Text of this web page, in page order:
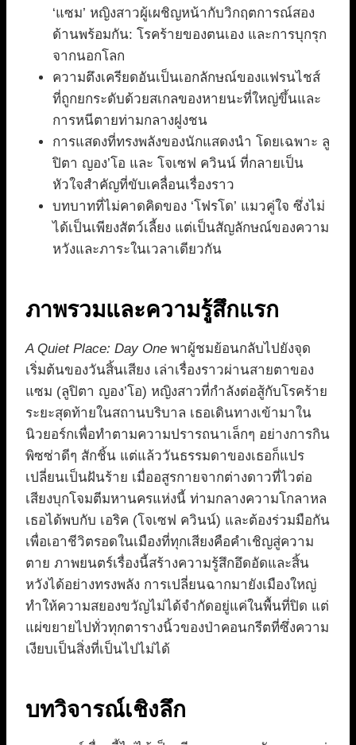
‘แซม’ หญิงสาวผู้เผชิญหน้ากับวิกฤตการณ์สอง
ด้านพร้อมกัน: โรคร้ายของตนเอง และการบุกรุก
จากนอกโลก
ความตึงเครียดอันเป็นเอกลักษณ์ของแฟรนไชส์
ที่ถูกยกระดับด้วยสเกลของหายนะที่ใหญ่ขึ้นและ
การหนีตายท่ามกลางฝูงชน
การแสดงที่ทรงพลังของนักแสดงนำ โดยเฉพาะ ลู
ปิตา ญอง’โอ และ โจเซฟ ควินน์ ที่กลายเป็น
หัวใจสำคัญที่ขับเคลื่อนเรื่องราว
บทบาทที่ไม่คาดคิดของ ‘โฟรโด’ แมวคู่ใจ ซึ่งไม่
ได้เป็นเพียงสัตว์เลี้ยง แต่เป็นสัญลักษณ์ของความ
หวังและภาระในเวลาเดียวกัน
ภาพรวมและความรู้สึกแรก
A Quiet Place: Day One พาผู้ชมย้อนกลับไปยังจุด
เริ่มต้นของวันสิ้นเสียง เล่าเรื่องราวผ่านสายตาของ
แซม (ลูปิตา ญอง’โอ) หญิงสาวที่กำลังต่อสู้กับโรคร้าย
ระยะสุดท้ายในสถานบริบาล เธอเดินทางเข้ามาใน
นิวยอร์กเพื่อทำตามความปรารถนาเล็กๆ อย่างการกิน
พิซซ่าดีๆ สักชิ้น แต่แล้ววันธรรมดาของเธอก็แปร
เปลี่ยนเป็นฝันร้าย เมื่ออสูรกายจากต่างดาวที่ไวต่อ
เสียงบุกโจมตีมหานครแห่งนี้ ท่ามกลางความโกลาหล
เธอได้พบกับ เอริค (โจเซฟ ควินน์) และต้องร่วมมือกัน
เพื่อเอาชีวิตรอดในเมืองที่ทุกเสียงคือคำเชิญสู่ความ
ตาย ภาพยนตร์เรื่องนี้สร้างความรู้สึกอึดอัดและสิ้น
หวังได้อย่างทรงพลัง การเปลี่ยนฉากมายังเมืองใหญ่
ทำให้ความสยองขวัญไม่ได้จำกัดอยู่แค่ในพื้นที่ปิด แต่
แผ่ขยายไปทั่วทุกตารางนิ้วของป่าคอนกรีตที่ซึ่งความ
เงียบเป็นสิ่งที่เป็นไปไม่ได้
บทวิจารณ์เชิงลึก